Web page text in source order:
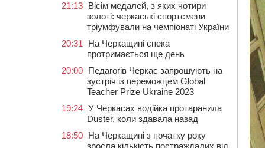
21:13 Вісім медалей, з яких чотири
золоті: черкаські спортсмени
тріумфували на чемпіонаті України
20:31
На Черкащині спека
протримається ще день
20:00 Педагогів Черкас запрошують на
зустріч із переможцем Global
Teacher Prize Ukraine 2023
19:24 У Черкасах водійка протаранила
Duster, коли здавала назад
18:50 На Черкащині з початку року
зросла кількість постраждалих від